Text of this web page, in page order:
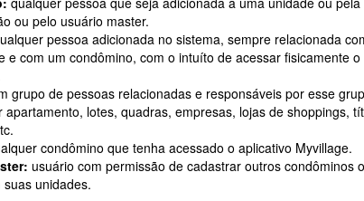
ou pelo usuário master.
pessoa adicionada no sistema, sempre relacionada
e com um condômino, com o intuíto de acessar fisicamente o
grupo de pessoas relacionadas e responsáveis por esse
apartamento, lotes, quadras, empresas, lojas de shoppings,
condômino que tenha acessado o aplicativo Myvillage.
usuário com permissão de cadastrar outros condôminos
unidades.